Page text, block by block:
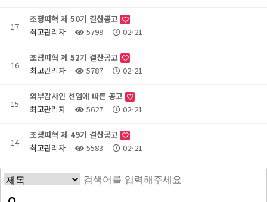
17
조광피혁 제 50기 결산공고
최고관리자
5799 02-21
16
조광피혁 제 52기 결산공고
최고관리자
5787 02-21
15
외부감사인 선임에 따른 공고
최고관리자
5627 02-21
14
조광피혁 제 49기 결산공고
최고관리자
5583 02-21